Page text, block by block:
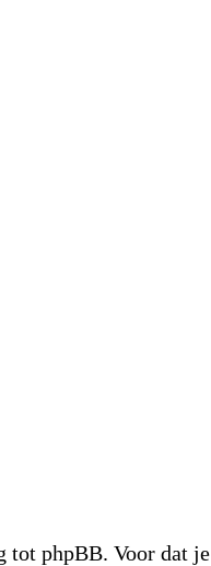
phpBB. Voor dat